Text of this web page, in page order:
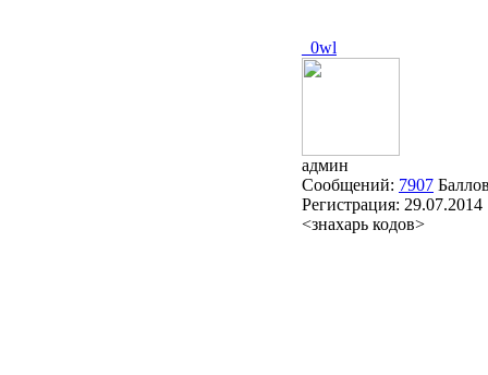
_0wl
админ
Сообщений: 7907
Регистрация: 29.07.2014
<знахарь кодов>